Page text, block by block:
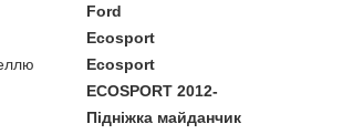
Ford
Ecosport
Ecosport
ECOSPORT 2012-
Підніжка майданчик